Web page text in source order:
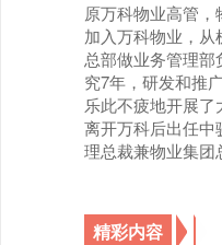
原万科物业高管，
加入万科物业，
总部做业务管理
究7年，研发和推
乐此不疲地开展了
离开万科后出任
理总裁兼物业集团
精彩内容